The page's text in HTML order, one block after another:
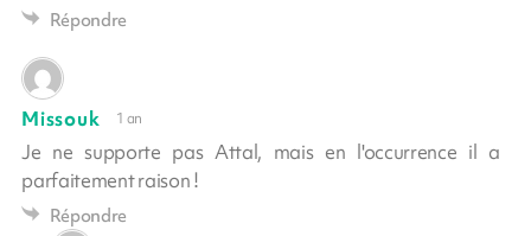
Répondre
Missouk 1 an
Je ne supporte pas Attal, mais en l'occurrence il a
parfaitement raison !
Répondre